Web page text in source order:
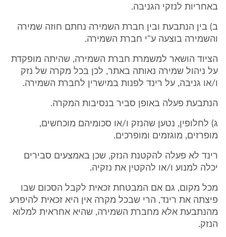
באחריות לנזקי הגניבה.
ב) בין הנתבעת ובין חברת השמירה נחתם חוזה שמירה
והשמירה בוצעה ע"י חברת השמירה.
הציוד הושאר למשמרת חברת השמירה, שהיתה מופקדת
על ניהול שמירה נאותה באתר, לכן בכל מקרה של נזק
ו/או גניבה, על רינד לפנות במישרין לחברת השמירה.
הנתבעת פעלה באופן סביר בנסיבות המקרה.
ג) לחלופין, נטען שהנזק ו/או סכומיהם מוכחשים,
מופרזים, מוגזמים ומופרכים.
רינד לא פעלה להקטנת הנזק, שכן באמצעים סבירים
יכלה למנוע ו/או להקטין את נזקיה.
מכל מקום, גם אם המבטחת זכאית לקבל הסכום שבו
פיצתה את רינד, הרי שבכל מקרה אין היא זכאית להיפרע
מהנתבעת אלא מחברת השמירה, שהיא אחראית למלוא
הנזק.